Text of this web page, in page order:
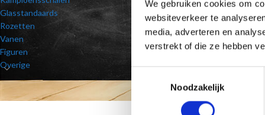
We gebruiken cookies om
websiteverkeer te
media, adverteren en
verstrekt of die ze hebben
Noodzakelijk
Glasstandaards
Rozetten
Vanen
Figuren
Overige